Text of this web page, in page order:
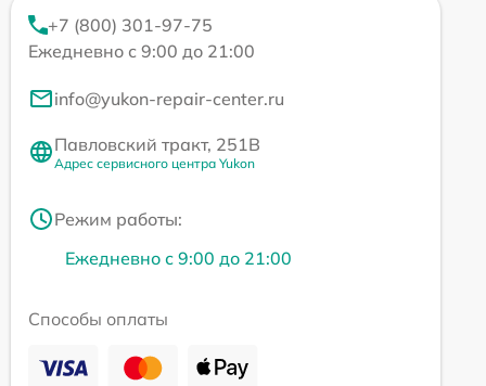
+7 (800) 301-97-75
Ежедневно с 9:00 до 21:00
info@yukon-repair-center.ru
Павловский тракт, 251В
Адрес сервисного центра Yukon
Режим работы:
Ежедневно с 9:00 до 21:00
Способы оплаты